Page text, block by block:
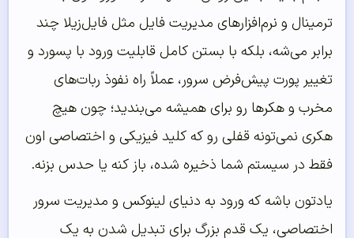
ترمینال و نرم‌افزارهای مدیریت فایل مثل فایل‌زیلا چند
برابر می‌شه، بلکه با بستن کامل قابلیت ورود با پسورد و
تغییر پورت پیش‌فرض سرور، عملاً راه نفوذ ربات‌های
مخرب و هکرها رو برای همیشه می‌بندید؛ چون هیچ
هکری نمی‌تونه قفلی رو که کلید فیزیکی و اختصاصی اون
فقط در سیستم شما ذخیره شده، باز کنه یا حدس بزنه.
یادتون باشه که ورود به دنیای لینوکس و مدیریت سرور
اختصاصی، یک قدم بزرگ برای تبدیل شدن به یک